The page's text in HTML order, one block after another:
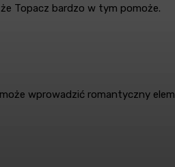
Topacz bardzo w tym pomoże.
wprowadzić romantyczny